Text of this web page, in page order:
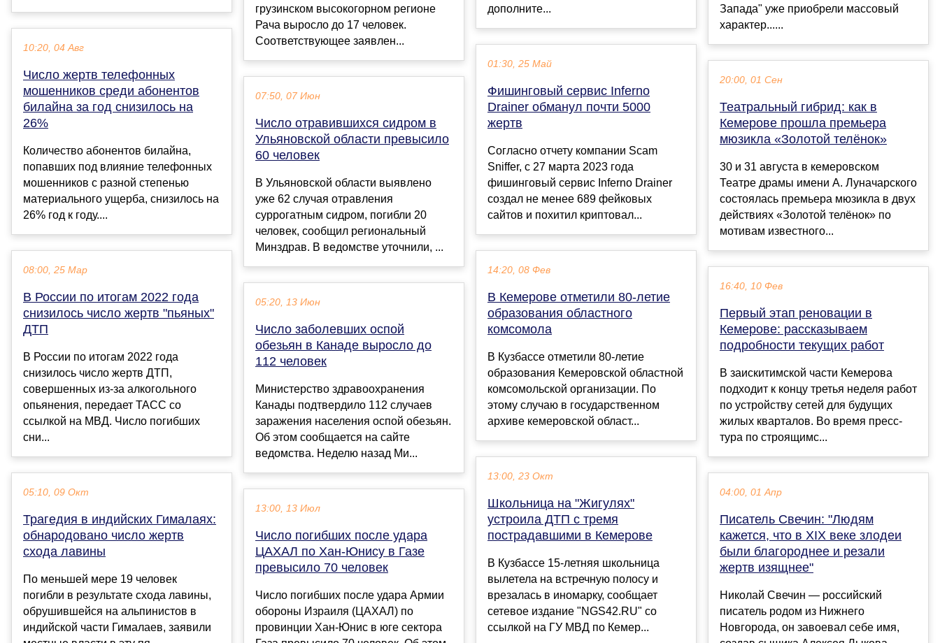
10:20, 04 Авг
Число жертв телефонных
мошенников среди абонентов
билайна за год снизилось на
26%
Количество абонентов билайна,
попавших под влияние телефонных
мошенников с разной степенью
материального ущерба, снизилось на
26% год к году....
08:00, 25 Мар
В России по итогам 2022 года
снизилось число жертв "пьяных"
ДТП
В России по итогам 2022 года
снизилось число жертв ДТП,
совершенных из-за алкогольного
опьянения, передает ТАСС со
ссылкой на МВД. Число погибших
сни...
05:10, 09 Окт
Трагедия в индийских Гималаях:
обнародовано число жертв
схода лавины
По меньшей мере 19 человек
погибли в результате схода лавины,
обрушившейся на альпинистов в
индийской части Гималаев, заявили
грузинском высокогорном регионе
Рача выросло до 17 человек.
Соответствующее заявлен...
07:50, 07 Июн
Число отравившихся сидром в
Ульяновской области превысило
60 человек
В Ульяновской области выявлено
уже 62 случая отравления
суррогатным сидром, погибли 20
человек, сообщил региональный
Минздрав. В ведомстве уточнили, ...
05:20, 13 Июн
Число заболевших оспой
обезьян в Канаде выросло до
112 человек
Министерство здравоохранения
Канады подтвердило 112 случаев
заражения населения оспой обезьян.
Об этом сообщается на сайте
ведомства. Неделю назад Ми...
13:00, 13 Июл
Число погибших после удара
ЦАХАЛ по Хан-Юнису в Газе
превысило 70 человек
Число погибших после удара Армии
обороны Израиля (ЦАХАЛ) по
провинции Хан-Юнис в юге сектора
дополните...
01:30, 25 Май
Фишинговый сервис Inferno
Drainer обманул почти 5000
жертв
Согласно отчету компании Scam
Sniffer, с 27 марта 2023 года
фишинговый сервис Inferno Drainer
создал не менее 689 фейковых
сайтов и похитил криптовал...
14:20, 08 Фев
В Кемерове отметили 80-летие
образования областного
комсомола
В Кузбассе отметили 80-летие
образования Кемеровской областной
комсомольской организации. По
этому случаю в государственном
архиве кемеровской област...
13:00, 23 Окт
Школьница на "Жигулях"
устроила ДТП с тремя
пострадавшими в Кемерове
В Кузбассе 15-летняя школьница
вылетела на встречную полосу и
врезалась в иномарку, сообщает
сетевое издание "NGS42.RU" со
ссылкой на ГУ МВД по Кемер...
Запада" уже приобрели массовый
характер......
20:00, 01 Сен
Театральный гибрид: как в
Кемерове прошла премьера
мюзикла «Золотой телёнок»
30 и 31 августа в кемеровском
Театре драмы имени А. Луначарского
состоялась премьера мюзикла в двух
действиях «Золотой телёнок» по
мотивам известного...
16:40, 10 Фев
Первый этап реновации в
Кемерове: рассказываем
подробности текущих работ
В заискитимской части Кемерова
подходит к концу третья неделя работ
по устройству сетей для будущих
жилых кварталов. Во время пресс-
тура по строящимс...
04:00, 01 Апр
Писатель Свечин: "Людям
кажется, что в XIX веке злодеи
были благороднее и резали
жертв изящнее"
Николай Свечин — российский
писатель родом из Нижнего
Новгорода, он завоевал себе имя,